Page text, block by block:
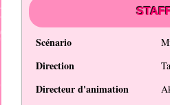
Scénario
Direction
Directeur d'animation